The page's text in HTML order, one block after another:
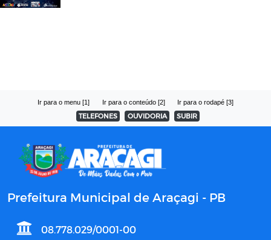
Ir para o menu [1] Ir para o conteúdo [2] Ir para o rodapé [3]
TELEFONES OUVIDORIA SUBIR
Prefeitura Municipal de Araçagi - PB
08.778.029/0001-00